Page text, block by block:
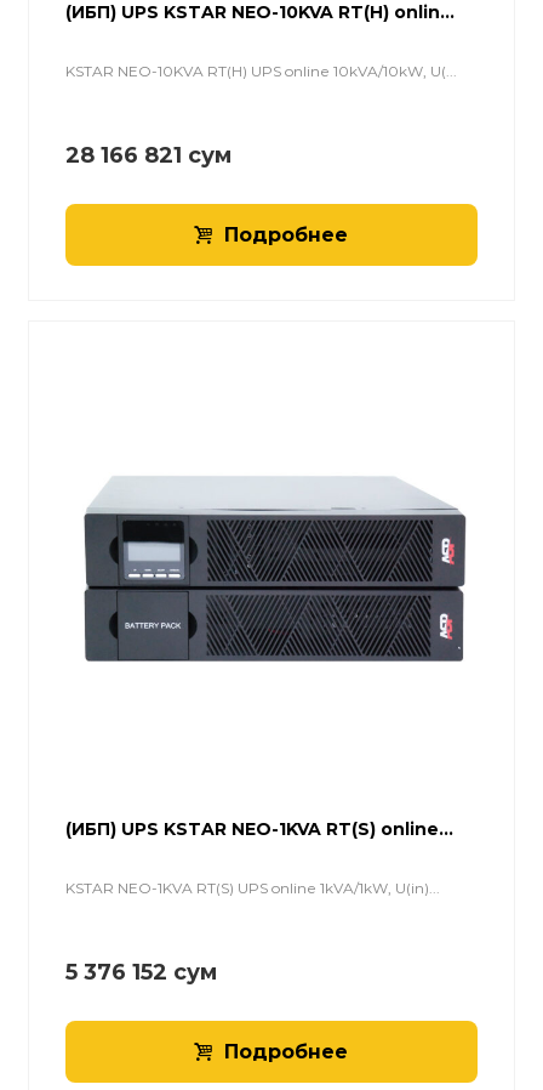
(ИБП) UPS KSTAR NEO-10KVA RT(H) onlin...
KSTAR NEO-10KVA RT(H) UPS online 10kVA/10kW, U(...
28 166 821 сум
Подробнее
(ИБП) UPS KSTAR NEO-1KVA RT(S) online...
KSTAR NEO-1KVA RT(S) UPS online 1kVA/1kW, U(in)...
5 376 152 сум
Подробнее